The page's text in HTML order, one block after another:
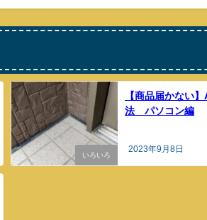
いろいろ
【商品届かない
法 パソコン編
2023年9月8日